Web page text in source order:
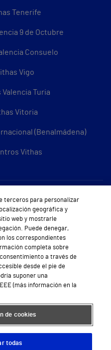
Tenerife
9 de Octubre
Consuelo
Vigo
Turia
Vitoria
(Benalmádena)
Vithas
Vithas
Médica
al Cliente
salud en el trabajo
terceros para personalizar
geográfica y
web y mostrarle
Puede denegar,
los correspondientes
completa sobre
a través de
desde el pie de
suponer una
(más información en la
de cookies
todas